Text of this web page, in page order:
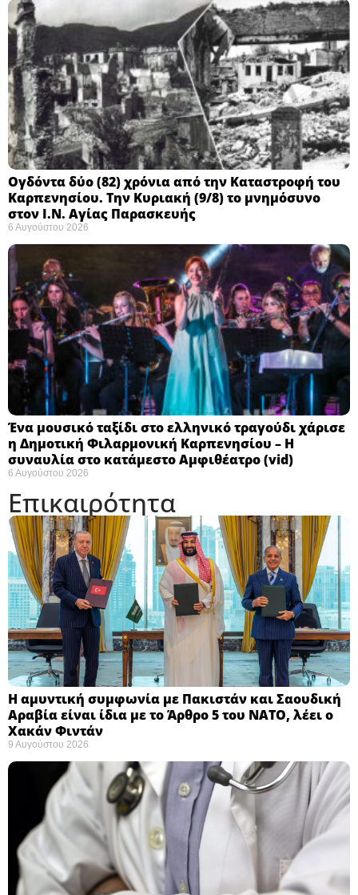
Ογδόντα δύο (82) χρόνια από την Καταστροφή του
Καρπενησίου. Την Κυριακή (9/8) το μνημόσυνο
στον Ι.Ν. Αγίας Παρασκευής
6 Αυγούστου 2026
Ένα μουσικό ταξίδι στο ελληνικό τραγούδι χάρισε
η Δημοτική Φιλαρμονική Καρπενησίου – Η
συναυλία στο κατάμεστο Αμφιθέατρο (vid)
6 Αυγούστου 2026
Επικαιρότητα
Η αμυντική συμφωνία με Πακιστάν και Σαουδική
Αραβία είναι ίδια με το Άρθρο 5 του ΝΑΤΟ, λέει ο
Χακάν Φιντάν ​
9 Αυγούστου 2026